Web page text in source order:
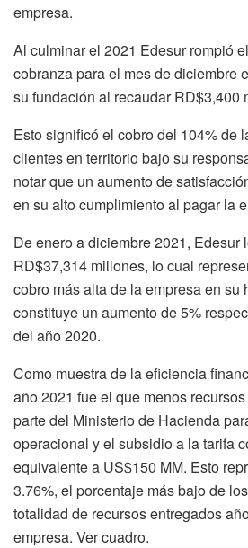
empresa.
Al culminar el 2021 Edesur rompió
cobranza para el mes de diciembre
su fundación al recaudar RD$3,400
Esto significó el cobro del 104% de
clientes en territorio bajo su
notar que un aumento de
en su alto cumplimiento al pagar la
De enero a diciembre 2021, Edesur
RD$37,314 millones, lo cual
cobro más alta de la empresa en su
constituye un aumento de 5%
del año 2020.
Como muestra de la eficiencia
año 2021 fue el que menos
parte del Ministerio de Hacienda
operacional y el subsidio a la tarifa
equivalente a US$150 MM. Esto
3.76%, el porcentaje más bajo de
totalidad de recursos entregados
empresa. Ver cuadro.